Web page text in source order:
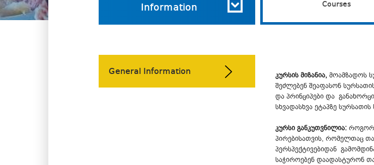
Information Courses
General Information კურსის მიზანია,მოამზადოს
შეძლებენ შეაფასონ
და პრინციპები და
სხვადასხვა ეტაპზე
კურსი განკუთვნილია:
პირებისათვის, რომელთაც
პერსპექტივებიდან
საჭიროებენ დაადასტურონ